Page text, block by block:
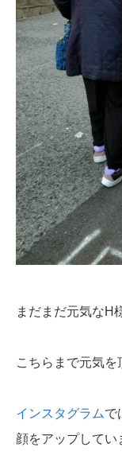
まだまだ元気なH
こちらまで元気を
インスタグラムで
顔をアップしてい